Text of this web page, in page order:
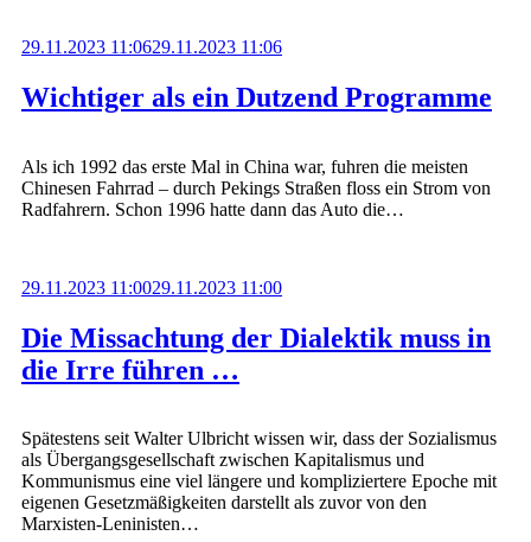
Wichtiger als ein Dutzend Programme
29.11.2023 11:0629.11.2023 11:06
Als ich 1992 das erste Mal in China war, fuhren die meisten
Chinesen Fahrrad – durch Pekings Straßen floss ein Strom von
Radfahrern. Schon 1996 hatte dann das Auto die…
Die Missachtung der Dialektik muss in
die Irre führen …
29.11.2023 11:0029.11.2023 11:00
Spätestens seit Walter Ulbricht wissen wir, dass der Sozialismus
als Übergangsgesellschaft zwischen Kapitalismus und
Kommunismus eine viel längere und kompliziertere Epoche mit
eigenen Gesetzmäßigkeiten darstellt als zuvor von den
Marxisten-Leninisten…